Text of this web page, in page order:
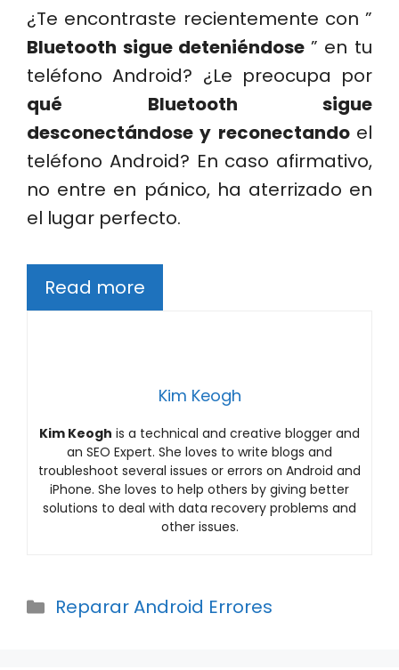
¿Te encontraste recientemente con ”
Bluetooth sigue deteniéndose ” en tu
teléfono Android? ¿Le preocupa por
qué Bluetooth sigue
desconectándose y reconectando el
teléfono Android? En caso afirmativo,
no entre en pánico, ha aterrizado en
el lugar perfecto.
Read more
Kim Keogh
Kim Keogh is a technical and creative blogger and
an SEO Expert. She loves to write blogs and
troubleshoot several issues or errors on Android and
iPhone. She loves to help others by giving better
solutions to deal with data recovery problems and
other issues.
Categories
Reparar Android Errores